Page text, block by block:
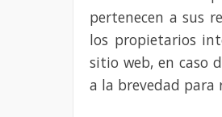
pertenecen a sus
los propietarios
sitio web, en caso
a la brevedad para